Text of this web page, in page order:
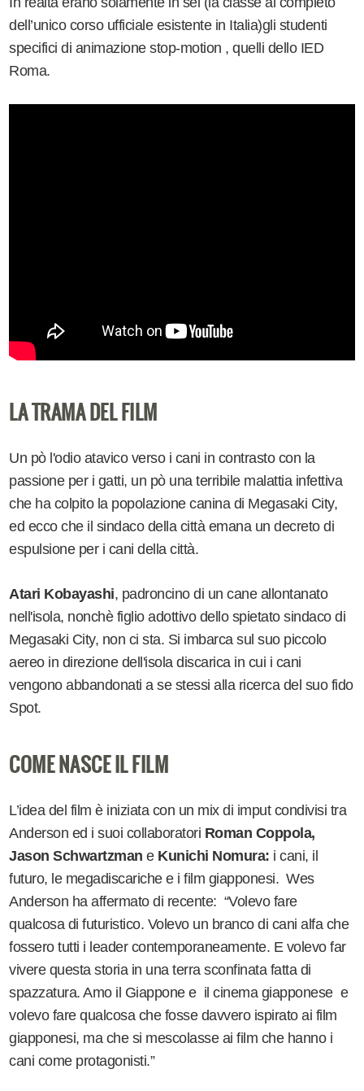
dell’unico corso ufficiale esistente in Italia)gli studenti
specifici di animazione stop-motion , quelli dello IED
Roma.
LA TRAMA DEL FILM
Un pò l'odio atavico verso i cani in contrasto con la
passione per i gatti, un pò una terribile malattia infettiva
che ha colpito la popolazione canina di Megasaki City,
ed ecco che il sindaco della città emana un decreto di
espulsione per i cani della città.
Atari Kobayashi, padroncino di un cane allontanato
nell'isola, nonchè figlio adottivo dello spietato sindaco di
Megasaki City, non ci sta. Si imbarca sul suo piccolo
aereo in direzione dell'isola discarica in cui i cani
vengono abbandonati a se stessi alla ricerca del suo fido
Spot.
COME NASCE IL FILM
L’idea del film è iniziata con un mix di imput condivisi tra
Anderson ed i suoi collaboratori Roman Coppola,
Jason SchwartzmaneKunichi Nomura: i cani, il
futuro, le megadiscariche e i film giapponesi. Wes
Anderson ha affermato di recente: “Volevo fare
qualcosa di futuristico. Volevo un branco di cani alfa che
fossero tutti i leader contemporaneamente. E volevo far
vivere questa storia in una terra sconfinata fatta di
spazzatura. Amo il Giappone e il cinema giapponese e
volevo fare qualcosa che fosse davvero ispirato ai film
giapponesi, ma che si mescolasse ai film che hanno i
cani come protagonisti.”